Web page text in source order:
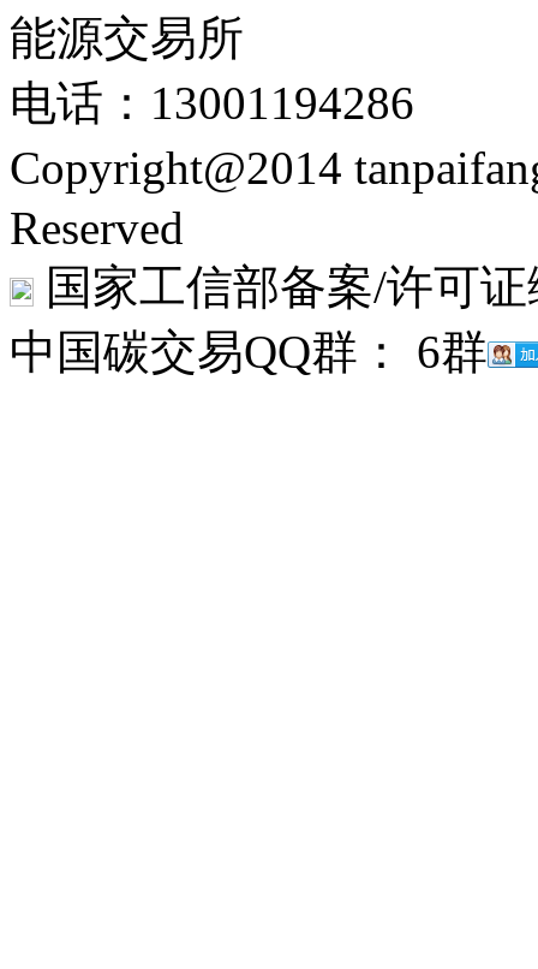
能源交易所
电话：13001194286
Copyright@2014
Reserved
国家工信部备案/许可
中国碳交易QQ群： 6群